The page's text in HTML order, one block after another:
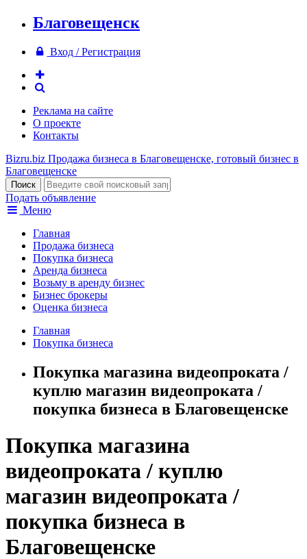
Благовещенск
Вход / Регистрация
Реклама на сайте
О проекте
Контакты
Bizru.biz Продажа бизнеса в Благовещенске, готовый бизнес в
Благовещенске
Подать объявление
Меню
Главная
Продажа бизнеса
Покупка бизнеса
Аренда бизнеса
Возьму в аренду бизнес
Бизнес брокеры
Оценка бизнеса
Главная
Покупка бизнеса
Покупка магазина видеопроката /
куплю магазин видеопроката /
покупка бизнеса в Благовещенске
Покупка магазина
видеопроката / куплю
магазин видеопроката /
покупка бизнеса в
Благовещенске